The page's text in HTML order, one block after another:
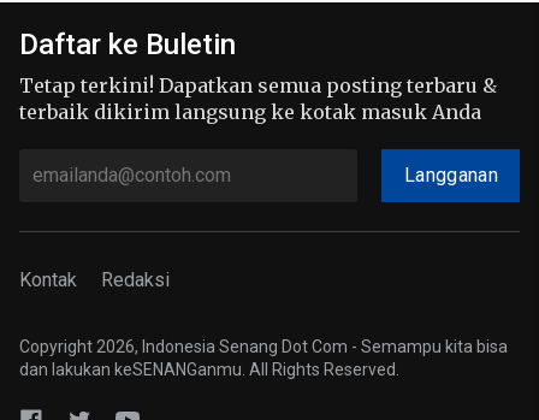
Daftar ke Buletin
Tetap terkini! Dapatkan semua posting terbaru &
terbaik dikirim langsung ke kotak masuk Anda
Langganan
Kontak Redaksi
Copyright 2026, Indonesia Senang Dot Com - Semampu kita bisa
dan lakukan keSENANGanmu. All Rights Reserved.